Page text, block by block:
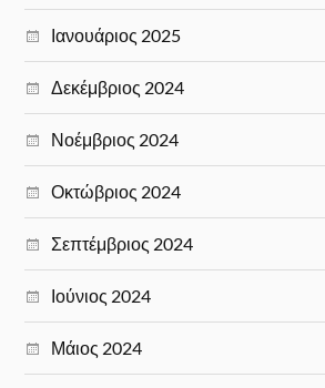
Ιανουάριος 2025
Δεκέμβριος 2024
Νοέμβριος 2024
Οκτώβριος 2024
Σεπτέμβριος 2024
Ιούνιος 2024
Μάιος 2024